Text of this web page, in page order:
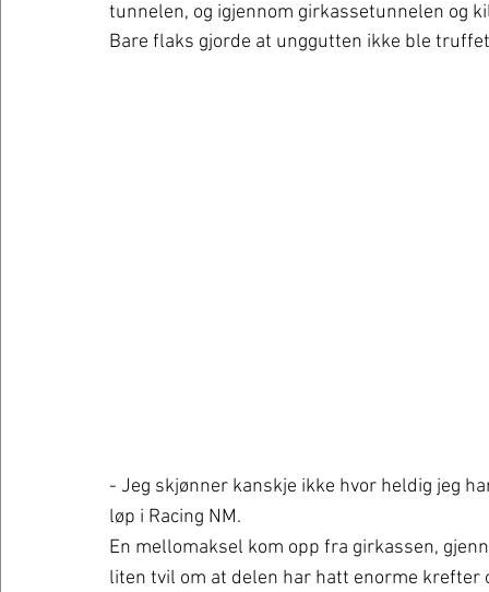
tunnelen, og igjennom girkassetunnelen og
Bare flaks gjorde at unggutten ikke ble
- Jeg skjønner kanskje ikke hvor heldig jeg
løp i Racing NM.
En mellomaksel kom opp fra girkassen,
liten tvil om at delen har hatt enorme